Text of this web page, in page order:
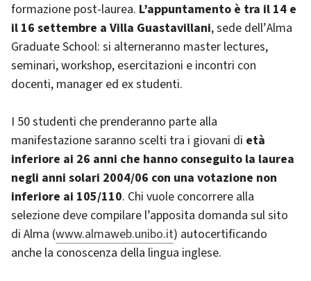
formazione post-laurea. L’appuntamento è tra il 14 e
il 16 settembre a Villa Guastavillani, sede dell’Alma
Graduate School: si alterneranno master lectures,
seminari,workshop, esercitazioni e incontri con
docenti, manager ed ex studenti.
I 50 studenti che prenderanno parte alla
manifestazione saranno scelti tra i giovani di età
inferiore ai 26 anni che hanno conseguito la laurea
negli anni solari 2004/06 con una votazione non
inferiore ai 105/110. Chi vuole concorrere alla
selezione deve compilare l’apposita domanda sul sito
di Alma (www.almaweb.unibo.it) autocertificando
anche la conoscenza della lingua inglese.